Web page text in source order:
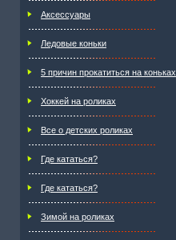
Аксессуары
Ледовые коньки
5 причин прокатиться на коньках
Хоккей на роликах
Все о детских роликах
Где кататься?
Где кататься?
Зимой на роликах